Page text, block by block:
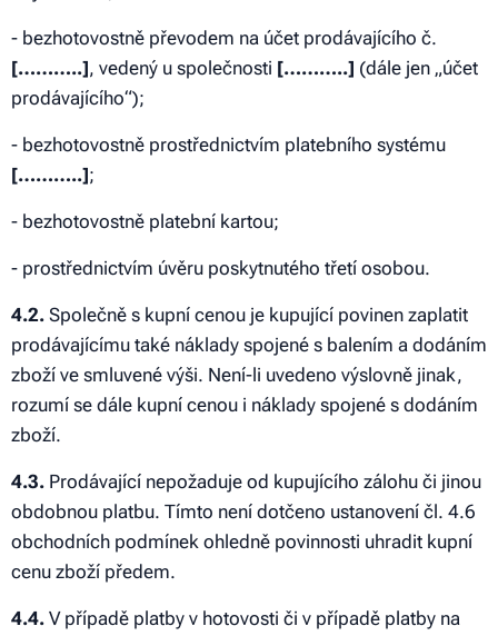
- bezhotovostně převodem na účet prodávajícího č.
[………..], vedený u společnosti [………..] (dále jen „účet
prodávajícího“);
- bezhotovostně prostřednictvím platebního systému
[………..];
- bezhotovostně platební kartou;
- prostřednictvím úvěru poskytnutého třetí osobou.
4.2. Společně s kupní cenou je kupující povinen zaplatit
prodávajícímu také náklady spojené s balením a dodáním
zboží ve smluvené výši. Není-li uvedeno výslovně jinak,
rozumí se dále kupní cenou i náklady spojené s dodáním
zboží.
4.3. Prodávající nepožaduje od kupujícího zálohu či jinou
obdobnou platbu. Tímto není dotčeno ustanovení čl. 4.6
obchodních podmínek ohledně povinnosti uhradit kupní
cenu zboží předem.
4.4. V případě platby v hotovosti či v případě platby na